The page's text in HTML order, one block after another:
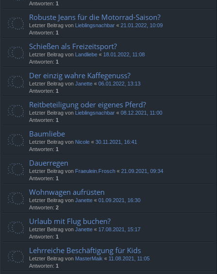
Antworten: 1
Robuste Jeans für die Motorrad-Saison?
Letzter Beitrag von Lieblingsnachbar « 21.01.2022, 10:09
Antworten: 1
Schießen als Freizeitsport?
Letzter Beitrag von Landliebe « 18.01.2022, 11:08
Antworten: 1
Der einzig wahre Kaffegenuss?
Letzter Beitrag von Janette « 06.01.2022, 13:13
Antworten: 1
Reitbeteiligung oder eigenes Pferd?
Letzter Beitrag von Lieblingsnachbar « 08.12.2021, 11:00
Antworten: 1
Baumliebe
Letzter Beitrag von Nicole « 30.11.2021, 16:41
Antworten: 1
Dauerregen
Letzter Beitrag von Fraeulein.Frosch « 21.09.2021, 09:34
Antworten: 1
Wohnwagen aufrüsten
Letzter Beitrag von Janette « 01.09.2021, 16:30
Antworten: 2
Urlaub mit Flug buchen?
Letzter Beitrag von Janette « 17.08.2021, 15:17
Antworten: 1
Lehrreiche Beschäftigung für Kids
Letzter Beitrag von MasterMaik « 11.08.2021, 11:05
Antworten: 1